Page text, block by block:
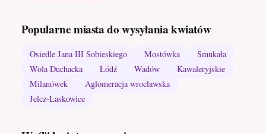
Popularne miasta do wysyłania kwiatów
Osiedle Jana III Sobieskiego Mostówka
Smukała
Wola Duchacka
Łódź Wadów
Kawaleryjskie
Milanówek
Aglomeracja wrocławska
Jelcz-Laskowice